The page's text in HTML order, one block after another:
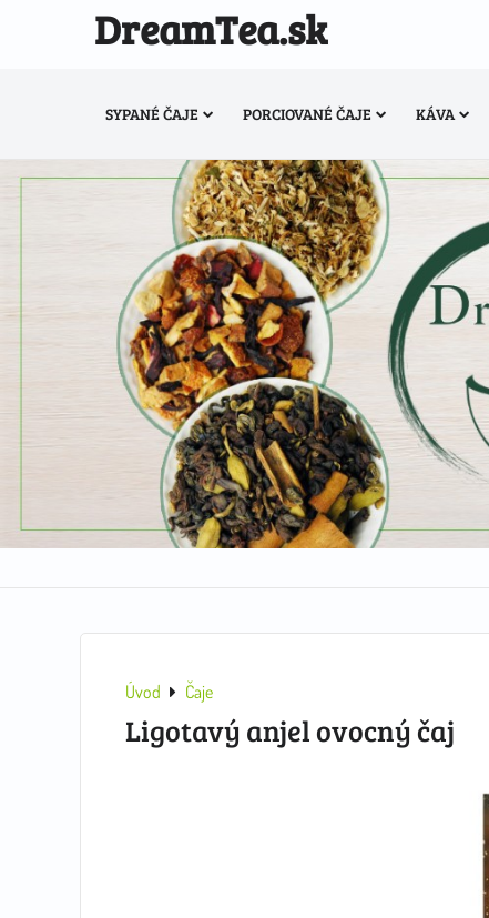
DreamTea.sk
SYPANÉ ČAJE PORCIOVANÉ ČAJE KÁVA
Úvod Čaje
Ligotavý anjel ovocný čaj